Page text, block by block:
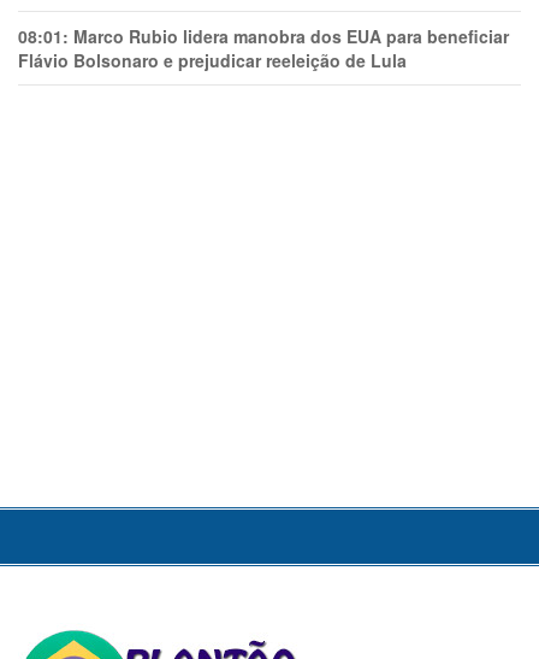
08:01: Marco Rubio lidera manobra dos EUA para beneficiar
Flávio Bolsonaro e prejudicar reeleição de Lula